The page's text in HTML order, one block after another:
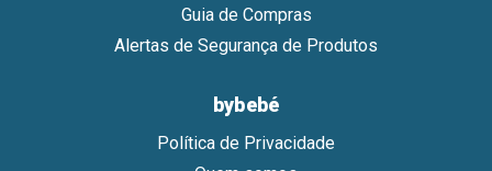
Guia de Compras
Alertas de Segurança de Produtos
bybebé
Política de Privacidade